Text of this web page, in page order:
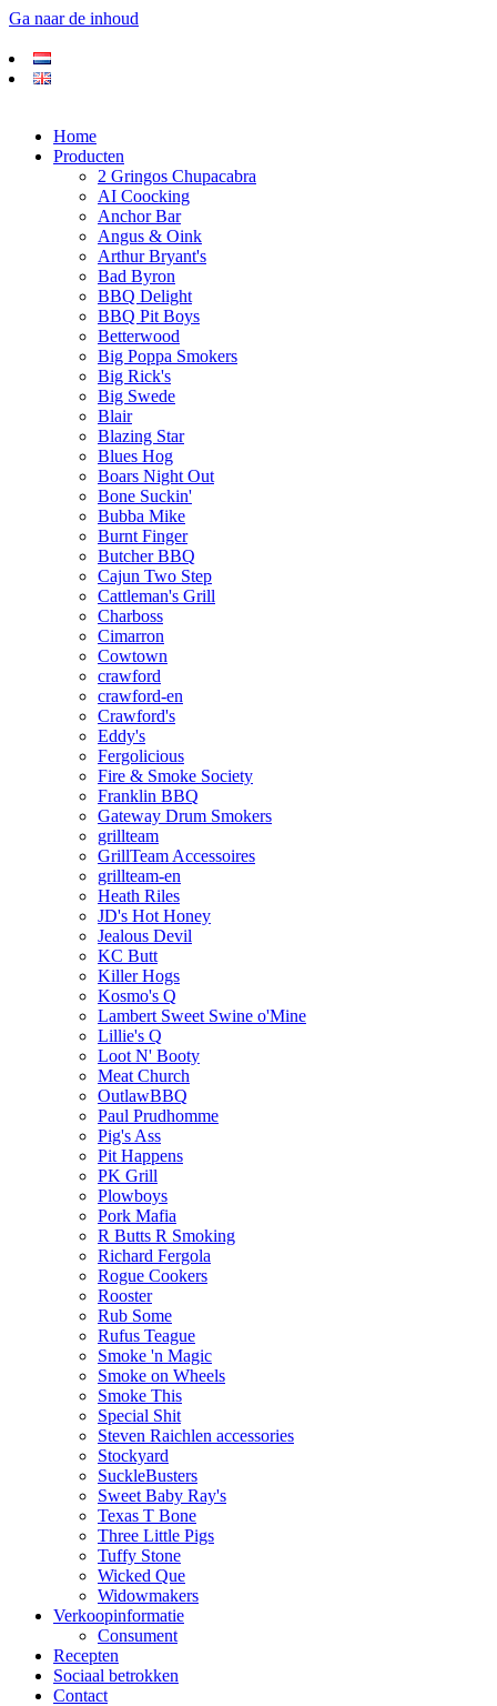
Ga naar de inhoud
Home
Producten
2 Gringos Chupacabra
AI Coocking
Anchor Bar
Angus & Oink
Arthur Bryant's
Bad Byron
BBQ Delight
BBQ Pit Boys
Betterwood
Big Poppa Smokers
Big Rick's
Big Swede
Blair
Blazing Star
Blues Hog
Boars Night Out
Bone Suckin'
Bubba Mike
Burnt Finger
Butcher BBQ
Cajun Two Step
Cattleman's Grill
Charboss
Cimarron
Cowtown
crawford
crawford-en
Crawford's
Eddy's
Fergolicious
Fire & Smoke Society
Franklin BBQ
Gateway Drum Smokers
grillteam
GrillTeam Accessoires
grillteam-en
Heath Riles
JD's Hot Honey
Jealous Devil
KC Butt
Killer Hogs
Kosmo's Q
Lambert Sweet Swine o'Mine
Lillie's Q
Loot N' Booty
Meat Church
OutlawBBQ
Paul Prudhomme
Pig's Ass
Pit Happens
PK Grill
Plowboys
Pork Mafia
R Butts R Smoking
Richard Fergola
Rogue Cookers
Rooster
Rub Some
Rufus Teague
Smoke 'n Magic
Smoke on Wheels
Smoke This
Special Shit
Steven Raichlen accessories
Stockyard
SuckleBusters
Sweet Baby Ray's
Texas T Bone
Three Little Pigs
Tuffy Stone
Wicked Que
Widowmakers
Verkoopinformatie
Consument
Recepten
Sociaal betrokken
Contact